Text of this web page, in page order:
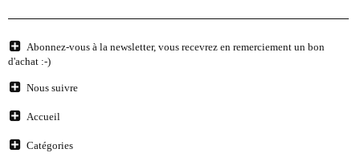
Abonnez-vous à la newsletter, vous recevrez en remerciement un bon
d'achat :-)
Nous suivre
Accueil
Catégories